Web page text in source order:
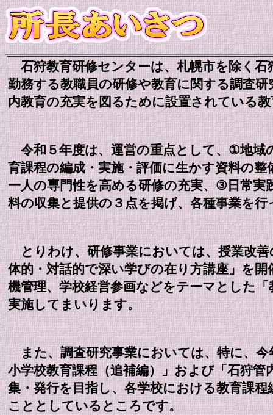
石狩教育研修センターは、札幌市を除く石
勤務する教職員の研修や教育に関する調査
内教育の充実を図るために設置されている
令和５年度は、運営の重点として、①地域
育課程の編成・実施・評価に生かす資料の整
一人の専門性を高める研修の充実、③日常実
料の収集と提供の３点を掲げ、各種事業を
とりわけ、研修事業においては、授業改善
体的・対話的で深い学びの在り方講座」を
機管理、学校経営参画などをテーマとした
実施してまいります。
また、調査研究事業においては、特に、今
小学校教育課程（追補編）」および「石狩
集・発行を目指し、各学校における教育課
こととしているところです。